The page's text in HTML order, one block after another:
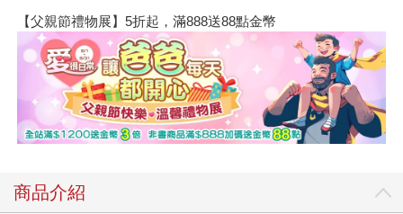
【父親節禮物展】5折起，滿888送88點金幣
商品介紹